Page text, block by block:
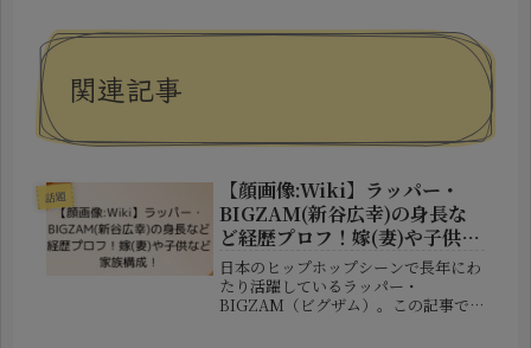
関連記事
話題
【顔画像:Wiki】ラッパー・
BIGZAM(新谷広幸)の身長な
ど経歴プロフ！嫁(妻)や子供な
ど家族構成！
日本のヒップホップシーンで長年にわ
たり活躍しているラッパー・
BIGZAM（ビグザム）。この記事で